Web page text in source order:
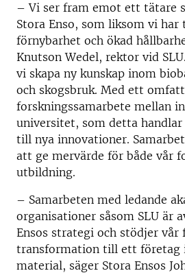
– Vi ser fram emot ett tätare
Stora Enso, som liksom vi
förnybarhet och ökad
Knutson Wedel, rektor vid
vi skapa ny kunskap inom
och skogsbruk. Med ett
forskningssamarbete mellan
universitet, som detta
till nya innovationer.
att ge mervärde för både vår
utbildning.
– Samarbeten med ledande
organisationer såsom SLU är
Ensos strategi och stödjer vår
transformation till ett företag
material, säger Stora Ensos